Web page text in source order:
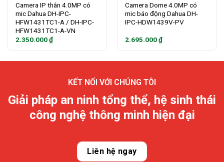
Camera IP thân 4.0MP có
mic Dahua DH-IPC-
HFW1431TC1-A / DH-IPC-
HFW1431TC1-A-VN
2.350.000₫
Camera Dome 4.0MP có
mic báo động Dahua DH-
IPC-HDW1439V-PV
2.695.000₫
KẾT NỐI VỚI CHÚNG TÔI
Giải pháp an ninh tổng thể, hệ sinh thái
công nghệ thông minh hiện đại
Liên hệ ngay